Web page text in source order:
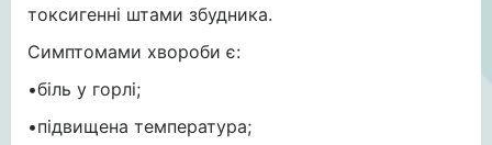
токсигенні штами збудника.
Симптомами хвороби є:
•біль у горлі;
•підвищена температура;